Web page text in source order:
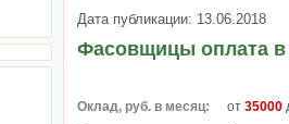
Дата публикации: 13.06.2018
Фасовщицы оплата
Оклад, руб. в месяц: от 35000